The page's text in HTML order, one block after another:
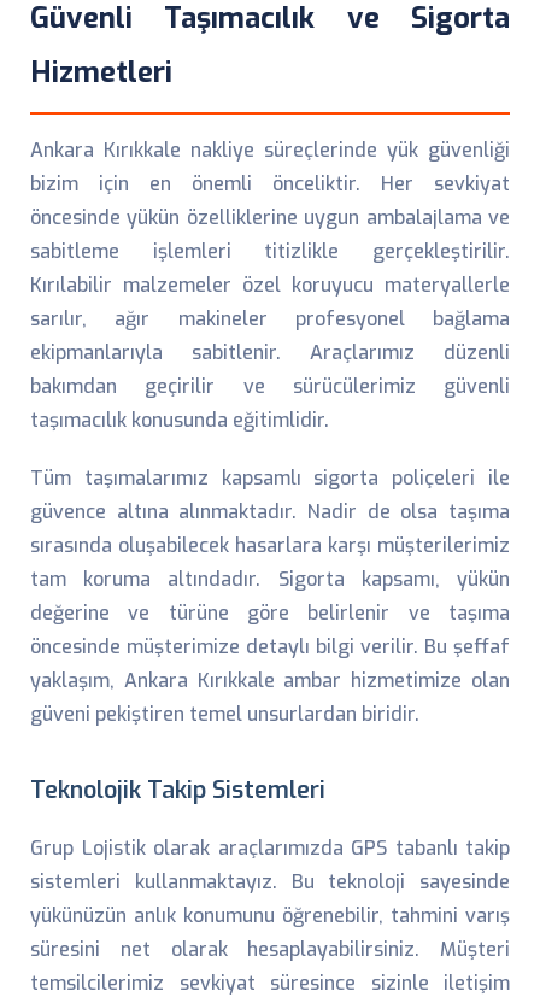
Güvenli Taşımacılık ve Sigorta
Hizmetleri
Ankara Kırıkkale nakliye süreçlerinde yük güvenliği
bizim için en önemli önceliktir. Her sevkiyat
öncesinde yükün özelliklerine uygun ambalajlama ve
sabitleme işlemleri titizlikle gerçekleştirilir.
Kırılabilir malzemeler özel koruyucu materyallerle
sarılır, ağır makineler profesyonel bağlama
ekipmanlarıyla sabitlenir. Araçlarımız düzenli
bakımdan geçirilir ve sürücülerimiz güvenli
taşımacılık konusunda eğitimlidir.
Tüm taşımalarımız kapsamlı sigorta poliçeleri ile
güvence altına alınmaktadır. Nadir de olsa taşıma
sırasında oluşabilecek hasarlara karşı müşterilerimiz
tam koruma altındadır. Sigorta kapsamı, yükün
değerine ve türüne göre belirlenir ve taşıma
öncesinde müşterimize detaylı bilgi verilir. Bu şeffaf
yaklaşım, Ankara Kırıkkale ambar hizmetimize olan
güveni pekiştiren temel unsurlardan biridir.
Teknolojik Takip Sistemleri
Grup Lojistik olarak araçlarımızda GPS tabanlı takip
sistemleri kullanmaktayız. Bu teknoloji sayesinde
yükünüzün anlık konumunu öğrenebilir, tahmini varış
süresini net olarak hesaplayabilirsiniz. Müşteri
temsilcilerimiz sevkiyat süresince sizinle iletişim